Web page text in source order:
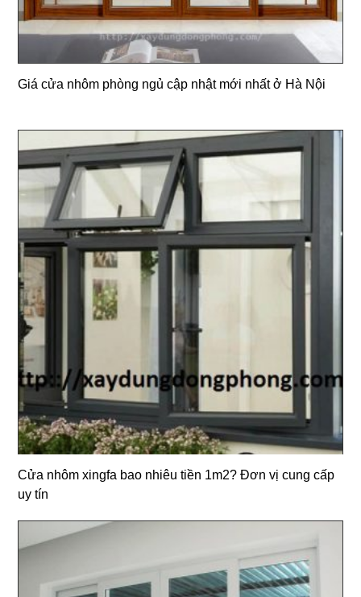
Giá cửa nhôm phòng ngủ cập nhật mới nhất ở Hà Nội
Cửa nhôm xingfa bao nhiêu tiền 1m2? Đơn vị cung cấp
uy tín